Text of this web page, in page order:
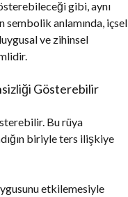
gibi, aynı
sembolik anlamında, içsel
ve zihinsel
Gösterebilir
Bu rüya
biriyle ters ilişkiye
etkilemesiyle